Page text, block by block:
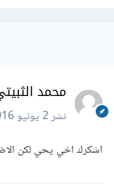
محمد
نشر2 يونيو 2016
اشكرك اخي يحي لكن